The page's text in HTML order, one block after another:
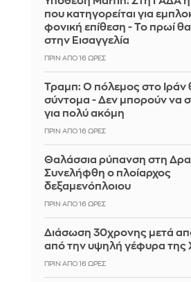
που κατηγορείται για
φονική επίθεση - Το πρωί
στην Εισαγγελία
ΠΡΙΝ ΑΠΌ 16 ΏΡΕΣ
Τραμπ: Ο πόλεμος στο Ιράν
σύντομα - Δεν μπορούν να
για πολύ ακόμη
ΠΡΙΝ ΑΠΌ 16 ΏΡΕΣ
Θαλάσσια ρύπανση στη
Συνελήφθη ο πλοίαρχος
δεξαμενόπλοιου
ΠΡΙΝ ΑΠΌ 16 ΏΡΕΣ
Διάσωση 30χρονης μετά
από την υψηλή γέφυρα της
ΠΡΙΝ ΑΠΌ 16 ΏΡΕΣ